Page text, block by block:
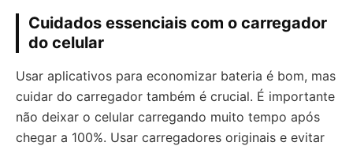
Cuidados essenciais com o carregador
do celular
Usar aplicativos para economizar bateria é bom, mas
cuidar do carregador também é crucial. É importante
não deixar o celular carregando muito tempo após
chegar a 100%. Usar carregadores originais e evitar